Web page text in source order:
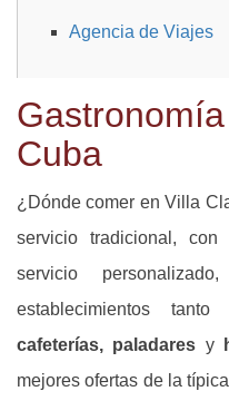
Agencia de Viajes
Cuba
¿Dónde comer en Villa
servicio tradicional,
servicio
establecimientos tanto
cafeterías, paladares y
mejores ofertas de la